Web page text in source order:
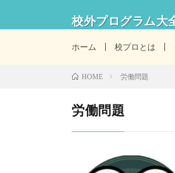
校外プログラム大
ホーム 校プロとは
HOME 労働問題
労働問題